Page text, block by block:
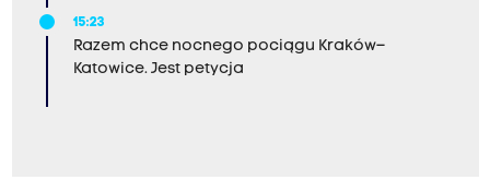
15:23
Razem chce nocnego pociągu Kraków–
Katowice. Jest petycja